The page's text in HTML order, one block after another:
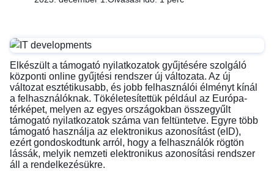
Elkészült a támogató nyilatkozatok gyűjtésére szolgáló
központi online gyűjtési rendszer új változata. Az új
változat esztétikusabb, és jobb felhasználói élményt kínál
a felhasználóknak. Tökéletesítettük például az Európa-
térképet, melyen az egyes országokban összegyűlt
támogató nyilatkozatok száma van feltüntetve. Egyre több
támogató használja az elektronikus azonosítást (eID),
ezért gondoskodtunk arról, hogy a felhasználók rögtön
lássák, melyik nemzeti elektronikus azonosítási rendszer
áll a rendelkezésükre.